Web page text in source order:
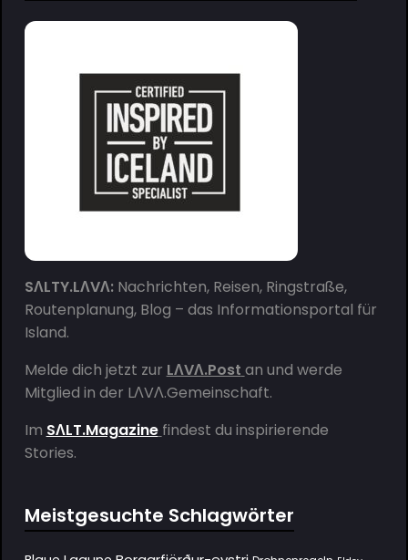
SΛLTY.LΛVΛ:Nachrichten, Reisen, Ringstraße,
Routenplanung, Blog – das Informationsportal für
Island.
Melde dich jetzt zur LΛVΛ.Post an und werde
Mitglied in der LΛVΛ.Gemeinschaft.
Im SΛLT.Magazine findest du inspirierende
Stories.
Meistgesuchte Schlagwörter